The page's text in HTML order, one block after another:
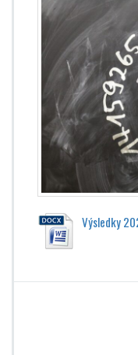
Výsledky